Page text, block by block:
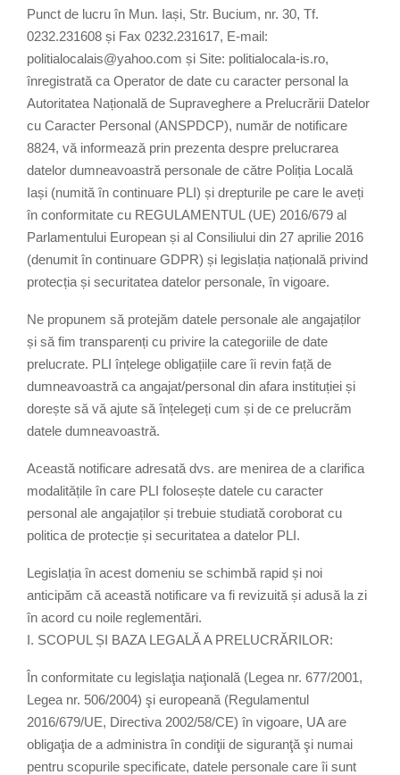
Punct de lucru în Mun. Iași, Str. Bucium, nr. 30, Tf.
0232.231608 și Fax 0232.231617, E-mail:
politialocalais@yahoo.com și Site: politialocala-is.ro,
înregistrată ca Operator de date cu caracter personal la
Autoritatea Națională de Supraveghere a Prelucrării Datelor
cu Caracter Personal (ANSPDCP), număr de notificare
8824, vă informează prin prezenta despre prelucrarea
datelor dumneavoastră personale de către Poliția Locală
Iași (numită în continuare PLI) și drepturile pe care le aveți
în conformitate cu REGULAMENTUL (UE) 2016/679 al
Parlamentului European și al Consiliului din 27 aprilie 2016
(denumit în continuare GDPR) și legislația națională privind
protecția și securitatea datelor personale, în vigoare.
Ne propunem să protejăm datele personale ale angajaților
și să fim transparenți cu privire la categoriile de date
prelucrate. PLI înțelege obligațiile care îi revin față de
dumneavoastră ca angajat/personal din afara instituției și
dorește să vă ajute să înțelegeți cum și de ce prelucrăm
datele dumneavoastră.
Această notificare adresată dvs. are menirea de a clarifica
modalitățile în care PLI folosește datele cu caracter
personal ale angajaților și trebuie studiată coroborat cu
politica de protecție și securitatea a datelor PLI.
Legislația în acest domeniu se schimbă rapid și noi
anticipăm că această notificare va fi revizuită și adusă la zi
în acord cu noile reglementări.
I. SCOPUL ȘI BAZA LEGALĂ A PRELUCRĂRILOR:
În conformitate cu legislaţia naţională (Legea nr. 677/2001,
Legea nr. 506/2004) şi europeană (Regulamentul
2016/679/UE, Directiva 2002/58/CE) în vigoare, UA are
obligaţia de a administra în condiţii de siguranţă şi numai
pentru scopurile specificate, datele personale care îi sunt